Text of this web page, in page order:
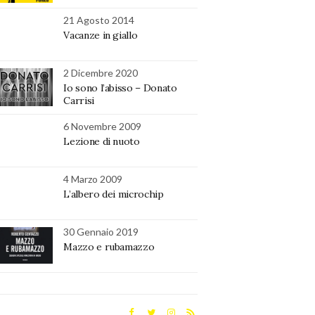
21 Agosto 2014
Vacanze in giallo
2 Dicembre 2020
Io sono l’abisso – Donato
Carrisi
6 Novembre 2009
Lezione di nuoto
4 Marzo 2009
L’albero dei microchip
30 Gennaio 2019
Mazzo e rubamazzo